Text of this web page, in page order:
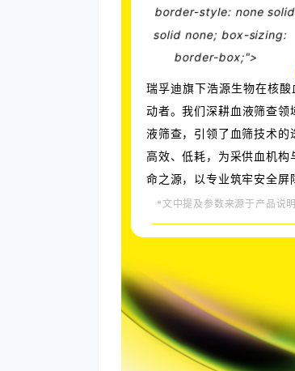
border-style: none solid
solid none; box-sizing:
border-box;">
瑞孚迪旗下浩源生物在核
动者。我们深耕血液筛查领
液筛查，引领了血筛技术的
高效、低耗，为采供血机构
命之源，以专业筑牢安全屏
*文中提及参数来源于产品说